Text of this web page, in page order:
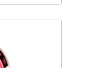
zijn naar een